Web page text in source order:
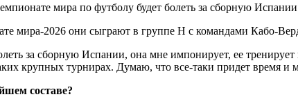
мира по футболу будет болеть за сборную
они сыграют в группе Н с командами
за сборную Испании, она мне импонирует, ее
крупных турнирах. Думаю, что все‑таки придет время и
составе?